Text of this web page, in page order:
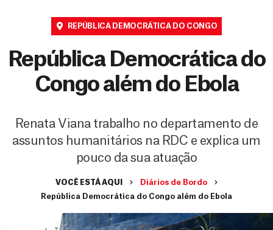
REPÚBLICA DEMOCRÁTICA DO CONGO
República Democrática do
Congo além do Ebola
Renata Viana trabalho no departamento de
assuntos humanitários na RDC e explica um
pouco da sua atuação
VOCÊ ESTÁ AQUI
Diários de Bordo
República Democrática do Congo além do Ebola